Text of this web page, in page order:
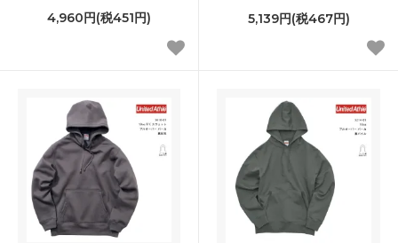
4,960円(税451円) 5,139円(税467円)